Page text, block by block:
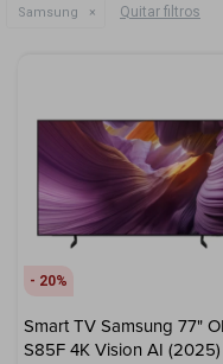
Samsung
Quitar filtros
20
Smart TV Samsung 77"
S85F 4K Vision AI (2025)
TV y Audio
Electrodomésticos